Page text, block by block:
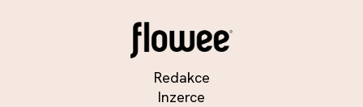
Redakce
Inzerce